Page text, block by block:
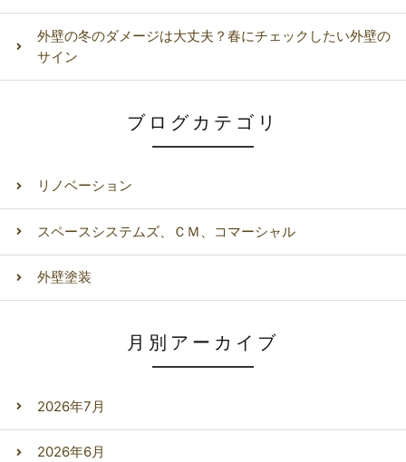
外壁の冬のダメージは大丈夫？春にチェックしたい外壁の
サイン
ブログカテゴリ
リノベーション
スペースシステムズ、ＣＭ、コマーシャル
外壁塗装
月別アーカイブ
2026年7月
2026年6月